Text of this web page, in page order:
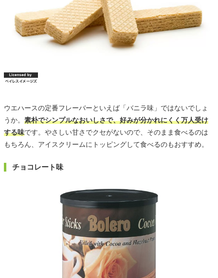
ウエハースの定番フレーバーといえば「バニラ味」ではないでしょ
うか。 素朴でシンプルなおいしさで、好みが分かれにくく万人受け
する味です。やさしい甘さでクセがないので、そのまま食べるのは
もちろん、アイスクリームにトッピングして食べるのもおすすめ。
チョコレート味